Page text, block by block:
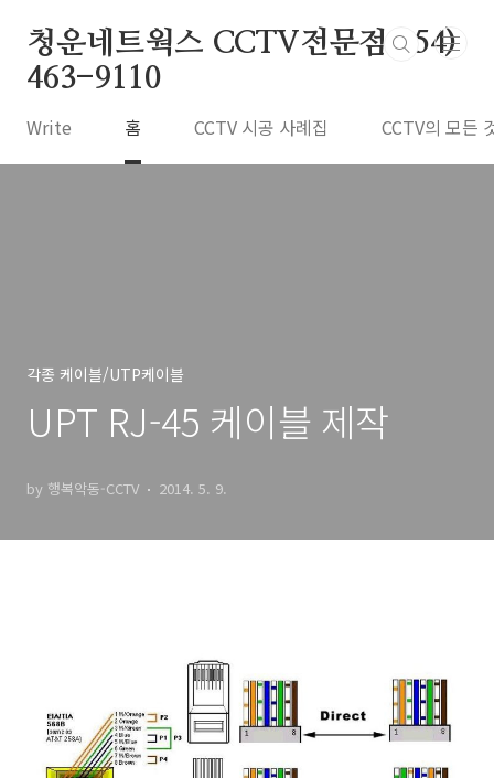
청운네트웍스 CCTV전문점 054)
463-9110
Write 홈 CCTV 시공 사례집 CCTV의 모든
각종 케이블/UTP케이블
UPT RJ-45 케이블 제작
by 행복악동-CCTV 2014. 5. 9.